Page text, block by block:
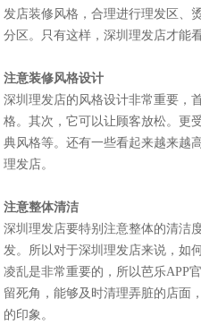
发店装修风格，合理进行理发区、
分区。只有这样，深圳理发店才能
注意装修风格设计
深圳理发店的风格设计非常重要，
格。其次，它可以让顾客放松。更
典风格等。还有一些看起来越来越
理发店。
注意整体清洁
深圳理发店要特别注意整体的清洁
发。所以对于深圳理发店来说，如
凌乱是非常重要的，所以芭乐APP
留死角，能够及时清理弄脏的店面
的印象。